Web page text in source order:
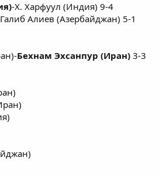
-Х. Харфуул (Индия) 9-4
Алиев (Азербайджан) 5-1
Бехнам Эхсанпур (Иран) 3-3